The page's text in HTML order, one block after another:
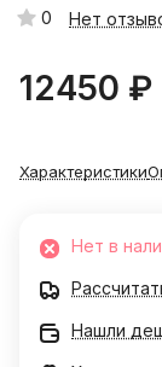
0 Нет
12450 ₽
Характеристики
Нет в
Нашли